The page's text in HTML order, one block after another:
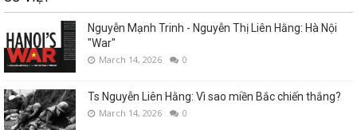
Nguyễn Mạnh Trinh - Nguyễn Thị Liên Hằng: Hà Nội
"War"
March 14, 2026 0
Ts Nguyễn Liên Hằng: Vì sao miền Bắc chiến thắng?
March 14, 2026 0